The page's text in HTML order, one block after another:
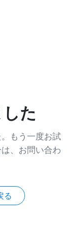
た
もう一度お試
、お問い合わ
る